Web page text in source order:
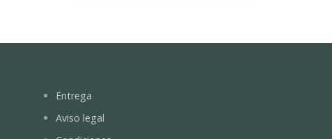
Entrega
Aviso legal